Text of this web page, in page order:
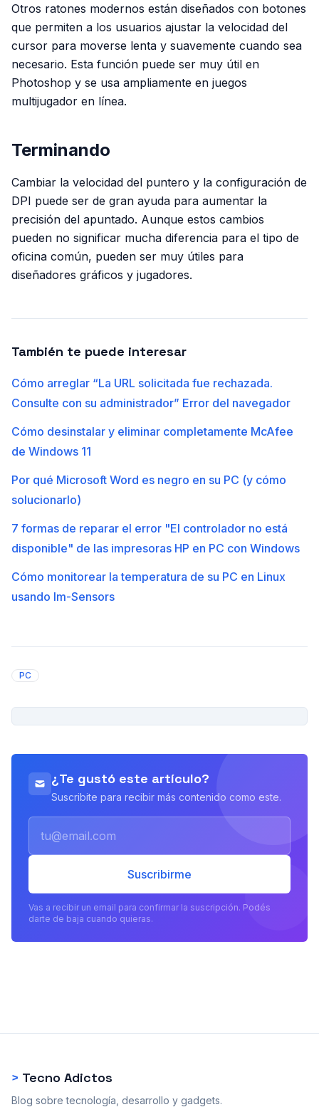
Otros ratones modernos están diseñados con botones
que permiten a los usuarios ajustar la velocidad del
cursor para moverse lenta y suavemente cuando sea
necesario. Esta función puede ser muy útil en
Photoshop y se usa ampliamente en juegos
multijugador en línea.
Terminando
Cambiar la velocidad del puntero y la configuración de
DPI puede ser de gran ayuda para aumentar la
precisión del apuntado. Aunque estos cambios
pueden no significar mucha diferencia para el tipo de
oficina común, pueden ser muy útiles para
diseñadores gráficos y jugadores.
También te puede interesar
Cómo arreglar “La URL solicitada fue rechazada.
Consulte con su administrador” Error del navegador
Cómo desinstalar y eliminar completamente McAfee
de Windows 11
Por qué Microsoft Word es negro en su PC (y cómo
solucionarlo)
7 formas de reparar el error "El controlador no está
disponible" de las impresoras HP en PC con Windows
Cómo monitorear la temperatura de su PC en Linux
usando lm-Sensors
PC
¿Te gustó este artículo?
Suscribite para recibir más contenido como este.
Suscribirme
Vas a recibir un email para confirmar la suscripción. Podés
darte de baja cuando quieras.
> Tecno Adictos
Blog sobre tecnología, desarrollo y gadgets.